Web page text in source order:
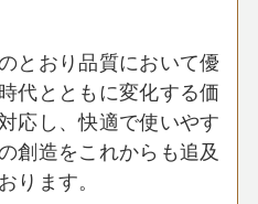
とおり品質において優
代とともに変化する価
応し、快適で使いやす
創造をこれからも追及
ります。